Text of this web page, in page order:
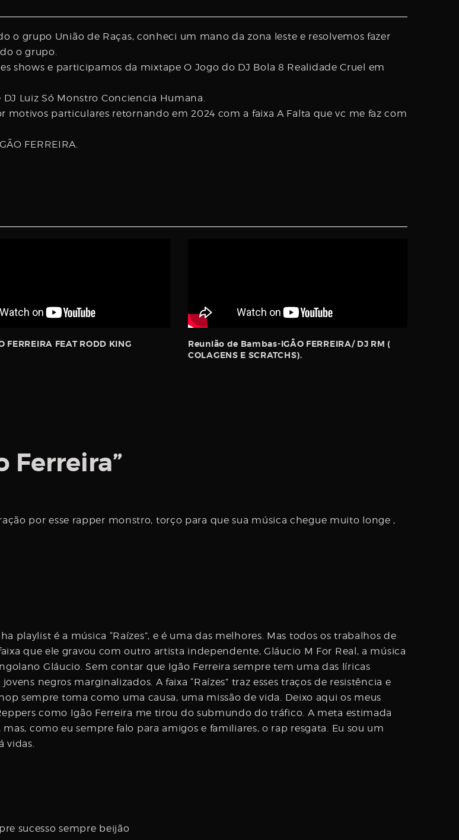
grupo União de Raças, conheci um mano da zona leste e resolvemos fazer
o grupo.
shows e participamos da mixtape O Jogo do DJ Bola 8 Realidade Cruel em
Luiz Só Monstro Conciencia Humana.
motivos particulares retornando em 2024 com a faixa A Falta que vc me faz com
FERREIRA.
Raízes IGÃO FERREIRA FEAT RODD KING
Reunião de Bambas-IGÃO FERREIRA/ DJ RM (
COLAGENS E SCRATCHS).
Ferreira”
por esse rapper monstro, torço para que sua música chegue muito longe ,
playlist é a música “Raízes”, e é uma das melhores. Mas todos os trabalhos de
que ele gravou com outro artista independente, Gláucio M For Real, a música
Gláucio. Sem contar que Igão Ferreira sempre tem uma das líricas
negros marginalizados. A faixa “Raízes” traz esses traços de resistência e
sempre toma como uma causa, uma missão de vida. Deixo aqui os meus
como Igão Ferreira me tirou do submundo do tráfico. A meta estimada
como eu sempre falo para amigos e familiares, o rap resgata. Eu sou um
vidas.
sucesso sempre beijão